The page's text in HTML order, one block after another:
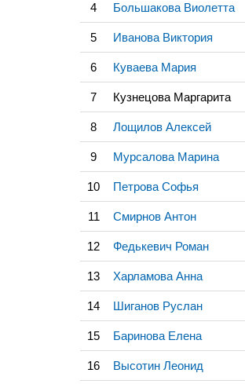
4 Большакова Виолетта
5 Иванова Виктория
6 Куваева Мария
7 Кузнецова Маргарита
8 Лощилов Алексей
9 Мурсалова Марина
10 Петрова Софья
11 Смирнов Антон
12 Федькевич Роман
13 Харламова Анна
14 Шиганов Руслан
15 Баринова Елена
16 Высотин Леонид